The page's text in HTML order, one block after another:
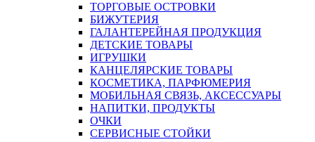
ТОРГОВЫЕ ОСТРОВКИ
БИЖУТЕРИЯ
ГАЛАНТЕРЕЙНАЯ ПРОДУКЦИЯ
ДЕТСКИЕ ТОВАРЫ
ИГРУШКИ
КАНЦЕЛЯРСКИЕ ТОВАРЫ
КОСМЕТИКА, ПАРФЮМЕРИЯ
МОБИЛЬНАЯ СВЯЗЬ, АКСЕССУАРЫ
НАПИТКИ, ПРОДУКТЫ
ОЧКИ
СЕРВИСНЫЕ СТОЙКИ